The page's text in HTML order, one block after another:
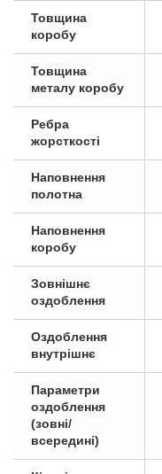
Товщина
коробу
Товщина
металу коробу
Ребра
жорсткості
Наповнення
полотна
Наповнення
коробу
Зовнішнє
оздоблення
Оздоблення
внутрішнє
Параметри
оздоблення
(зовні/
всередині)